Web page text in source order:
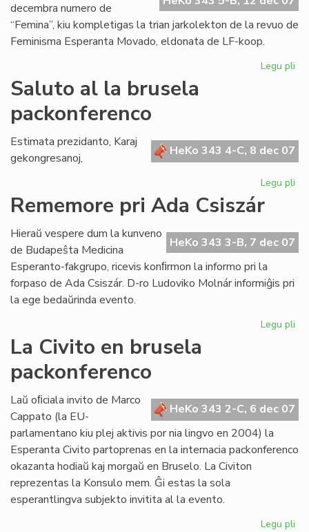
decembra numero de
“Femina”, kiu kompletigas la trian jarkolekton de la revuo de
Feminisma Esperanta Movado, eldonata de LF-koop.
Legu pli
de
Saluto al la brusela
packonferenco
HeKo 343 4-C, 8 dec 07
Estimata prezidanto, Karaj
gekongresanoj,
Legu pli
Rememore pri Ada Csiszár
HeKo 343 3-B, 7 dec 07
Hieraŭ vespere dum la kunveno
de Budapeŝta Medicina
Esperanto-fakgrupo, ricevis konﬁrmon la informo pri la
forpaso de Ada Csiszár. D-ro Ludoviko Molnár informiĝis pri
la ege bedaŭrinda evento.
Legu pli
La Civito en brusela
packonferenco
HeKo 343 2-C, 6 dec 07
Laŭ oﬁciala invito de Marco
Cappato (la EU-
parlamentano kiu plej aktivis por nia lingvo en 2004) la
Esperanta Civito partoprenas en la internacia packonferenco
okazanta hodiaŭ kaj morgaŭ en Bruselo. La Civiton
reprezentas la Konsulo mem. Ĝi estas la sola
esperantlingva subjekto invitita al la evento.
Legu pli